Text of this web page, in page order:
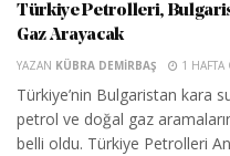
Türkiye Petrolleri,
Gaz Arayacak
YAZAN KÜBRA DEMIRBAŞ 1 HAFTA
Türkiye’nin Bulgaristan kara
petrol ve doğal gaz
belli oldu. Türkiye Petrolleri